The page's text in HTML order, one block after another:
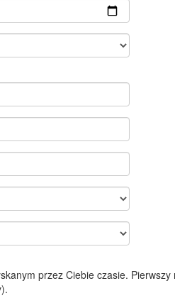
przez Ciebie czasie.